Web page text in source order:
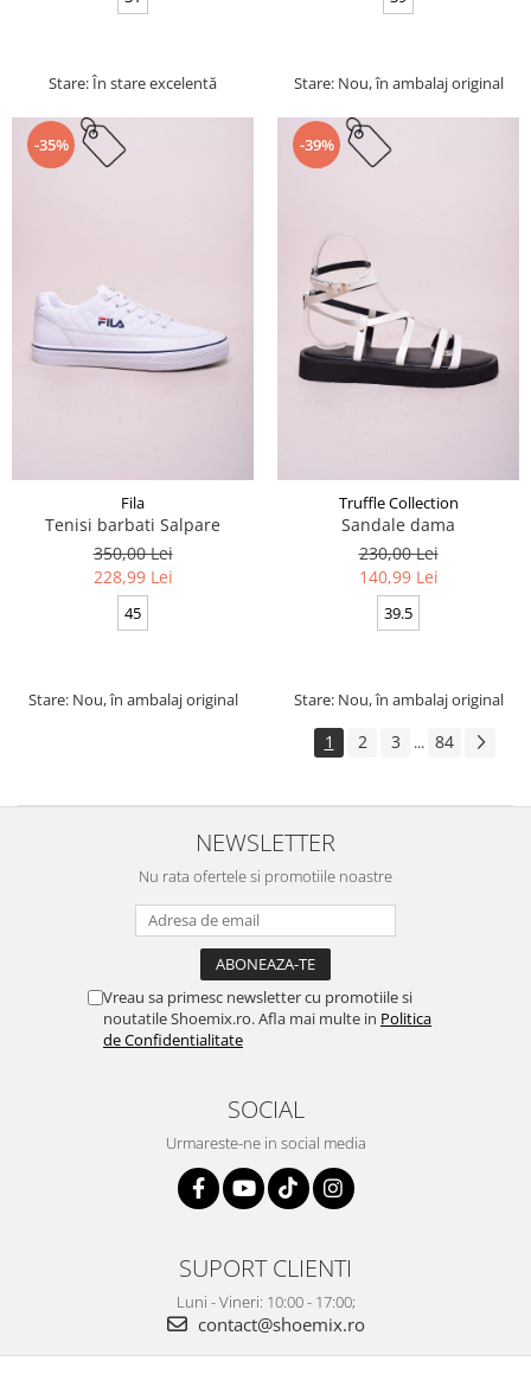
Stare: În stare excelentă Stare: Nou, în ambalaj original
-35%
Fila
Tenisi barbati Salpare
350,00 Lei
228,99 Lei
45
Stare: Nou, în ambalaj original
-39%
Truffle Collection
Sandale dama
230,00 Lei
140,99 Lei
39.5
Stare: Nou, în ambalaj original
1 2 3 ... 84
NEWSLETTER
Nu rata ofertele si promotiile noastre
Vreau sa primesc newsletter cu promotiile si
noutatile Shoemix.ro. Afla mai multe in Politica
de Confidentialitate
SOCIAL
Urmareste-ne in social media
SUPORT CLIENTI
Luni - Vineri: 10:00 - 17:00;
contact@shoemix.ro